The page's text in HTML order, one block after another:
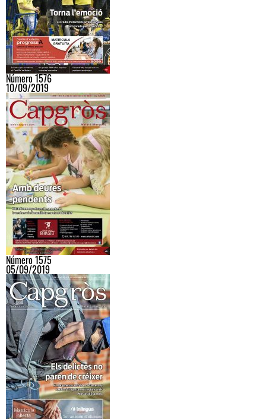
Número 1576
10/09/2019
Número 1575
05/09/2019